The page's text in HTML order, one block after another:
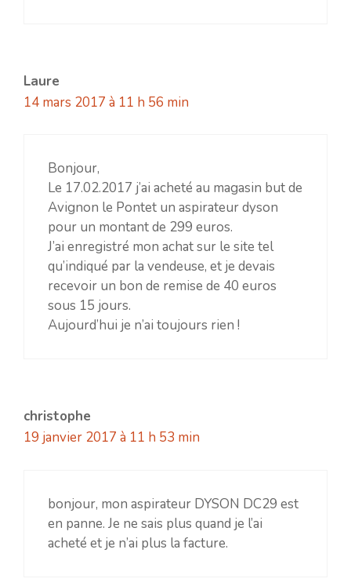
Laure
14 mars 2017 à 11 h 56 min
Bonjour,
Le 17.02.2017 j’ai acheté au magasin but de
Avignon le Pontet un aspirateur dyson
pour un montant de 299 euros.
J’ai enregistré mon achat sur le site tel
qu’indiqué par la vendeuse, et je devais
recevoir un bon de remise de 40 euros
sous 15 jours.
Aujourd’hui je n’ai toujours rien !
christophe
19 janvier 2017 à 11 h 53 min
bonjour, mon aspirateur DYSON DC29 est
en panne. Je ne sais plus quand je l’ai
acheté et je n’ai plus la facture.